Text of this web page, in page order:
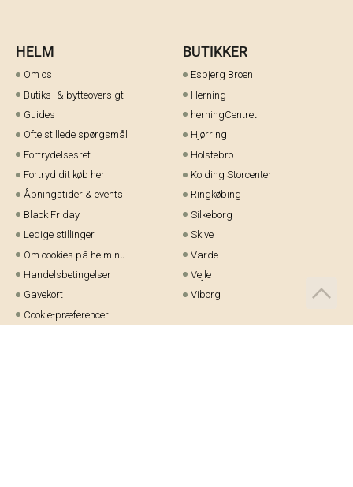
HELM
Om os
Butiks- & bytteoversigt
Guides
Ofte stillede spørgsmål
Fortrydelsesret
Fortryd dit køb her
Åbningstider & events
Black Friday
Ledige stillinger
Om cookies på helm.nu
Handelsbetingelser
Gavekort
Cookie-præferencer
BUTIKKER
Esbjerg Broen
Herning
herningCentret
Hjørring
Holstebro
Kolding Storcenter
Ringkøbing
Silkeborg
Skive
Varde
Vejle
Viborg